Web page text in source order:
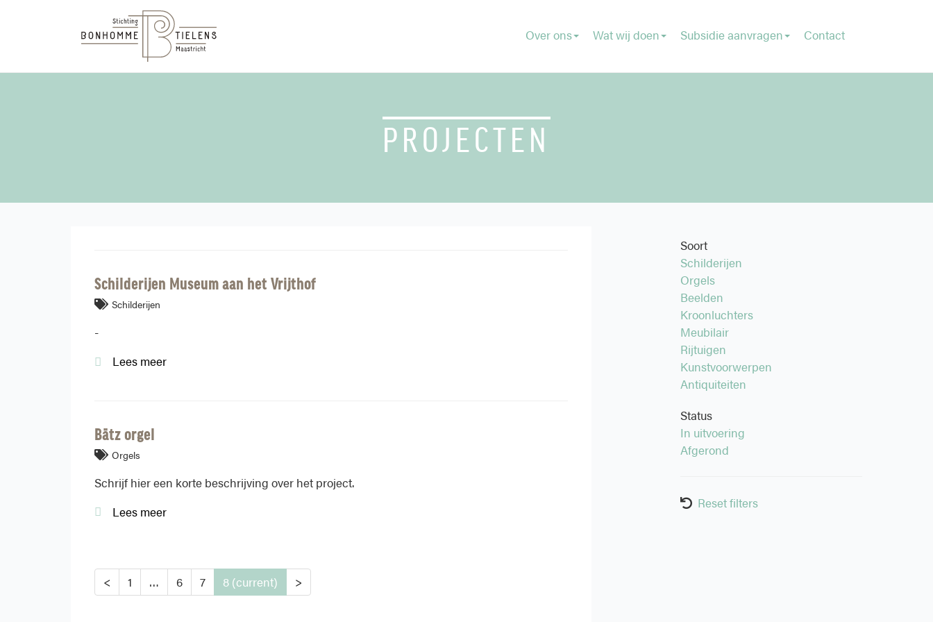
Over ons Wat wij doen Subsidie aanvragen Contact
PROJECTEN
Schilderijen Museum aan het Vrijthof
Schilderijen
-
Lees meer
Bätz orgel
Orgels
Schrijf hier een korte beschrijving over het project.
Lees meer
< 1 … 6 7 8 (current) >
Soort
Schilderijen
Orgels
Beelden
Kroonluchters
Meubilair
Rijtuigen
Kunstvoorwerpen
Antiquiteiten
Status
In uitvoering
Afgerond
Reset filters